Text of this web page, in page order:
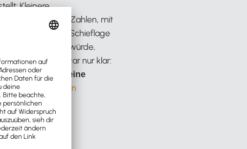
Kleinere
gar keine Zahlen, mit
sie drohen in Schieflage
machen würde,
so genau, mir war nur klar:
für kleine
Auf Gewinn